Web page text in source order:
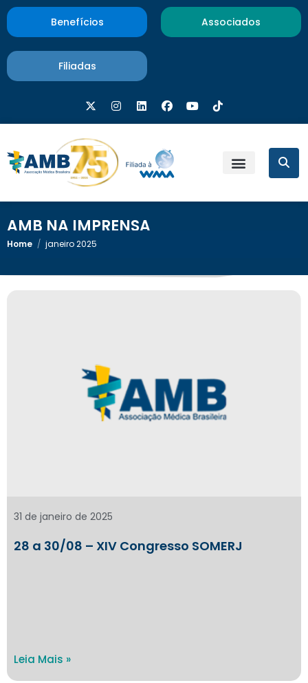
Benefícios Associados
Filiadas
AMB NA IMPRENSA
Home / janeiro 2025
28 a 30/08 – XIV Congresso SOMERJ
31 de janeiro de 2025
Leia Mais »